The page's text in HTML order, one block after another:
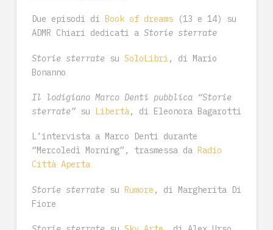
Due episodi di Book of dreams(13 e 14) su
ADMR Chiari dedicati a Storie sterrate
Storie sterratesu SoloLibri , di Mario
Bonanno
Il lodigiano Marco Denti pubblica “Storie
sterrate”su Libertà, di Eleonora Bagarotti
L’intervista a Marco Denti durante
“Mercoledì Morning”, trasmessa da Radio
Città Aperta
Storie sterratesu Rumore , di Margherita Di
Fiore